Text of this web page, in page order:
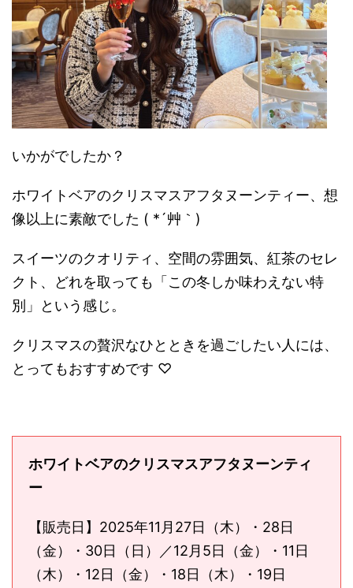
いかがでしたか？
ホワイトベアのクリスマスアフタヌーンティー、想
像以上に素敵でした ( *´艸｀)
スイーツのクオリティ、空間の雰囲気、紅茶のセレ
クト、どれを取っても「この冬しか味わえない特
別」という感じ。
クリスマスの贅沢なひとときを過ごしたい人には、
とってもおすすめです ♡
ホワイトベアのクリスマスアフタヌーンティ
ー
【販売日】2025年11月27日（木）・28日
（金）・30日（日）／12月5日（金）・11日
（木）・12日（金）・18日（木）・19日